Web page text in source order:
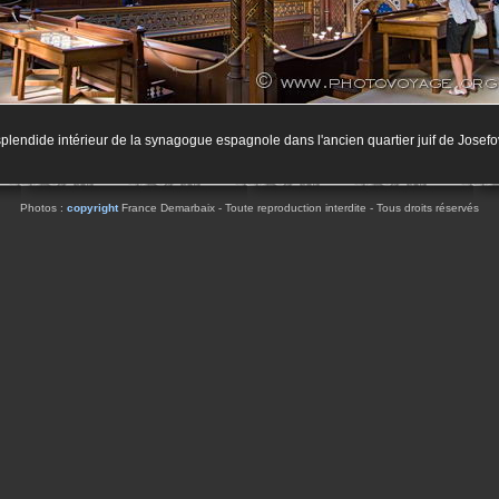
intérieur de la synagogue espagnole dans l'ancien quartier juif de
Photos : copyrightFrance Demarbaix - Toute reproduction interdite - Tous droits réservés